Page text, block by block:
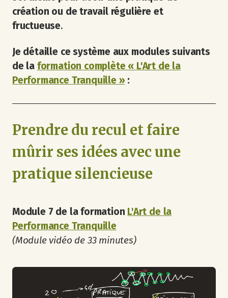
création ou de travail régulière et
fructueuse.
Je détaille ce système aux modules suivants
de la formation complète « L'Art de la
Performance Tranquille » :
Prendre du recul et faire
mûrir ses idées avec une
pratique silencieuse
Module 7 de la formation L'Art de la
Performance Tranquille
(Module vidéo de 33 minutes)